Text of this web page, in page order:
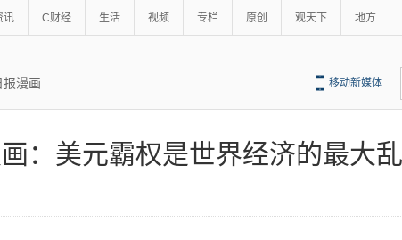
讯 C财经 生活 视频 专栏 原创 观天下 地方
报漫画 移动新媒体
：美元霸权是世界经济的最大